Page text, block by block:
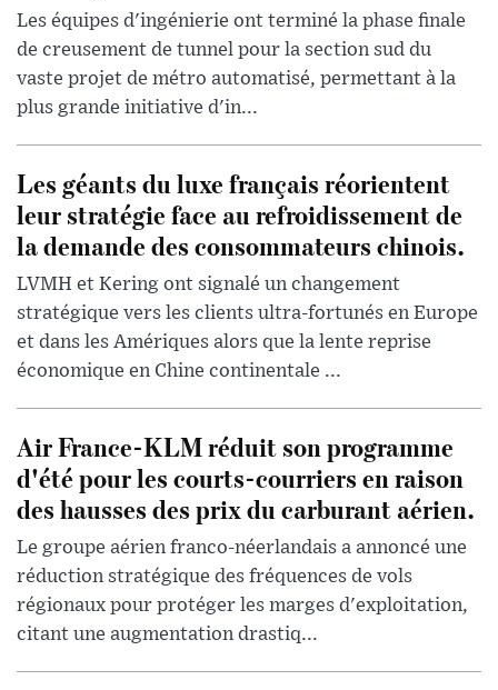
Les équipes d'ingénierie ont terminé la phase finale
de creusement de tunnel pour la section sud du
vaste projet de métro automatisé, permettant à la
plus grande initiative d'in...
Les géants du luxe français réorientent
leur stratégie face au refroidissement de
la demande des consommateurs chinois.
LVMH et Kering ont signalé un changement
stratégique vers les clients ultra-fortunés en Europe
et dans les Amériques alors que la lente reprise
économique en Chine continentale ...
Air France-KLM réduit son programme
d'été pour les courts-courriers en raison
des hausses des prix du carburant aérien.
Le groupe aérien franco-néerlandais a annoncé une
réduction stratégique des fréquences de vols
régionaux pour protéger les marges d'exploitation,
citant une augmentation drastiq...